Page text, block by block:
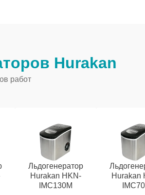
Hurakan
работ
Льдогенератор
Hurakan HKN-
IMC130M
Hurakan